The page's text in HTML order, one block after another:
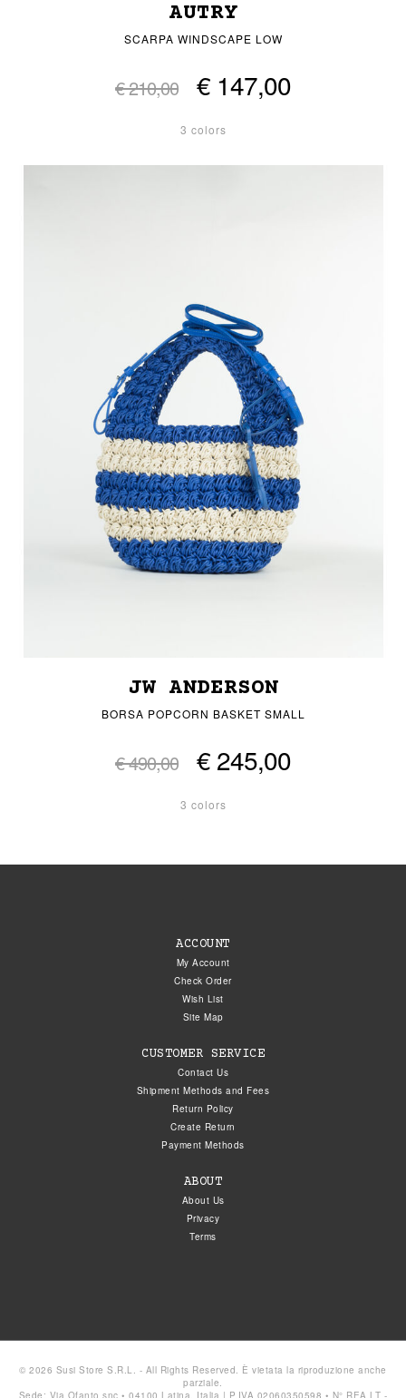
AUTRY
SCARPA WINDSCAPE LOW
€ 210,00 € 147,00
3 colors
JW ANDERSON
BORSA POPCORN BASKET SMALL
€ 490,00 € 245,00
3 colors
ACCOUNT
My Account
Check Order
Wish List
Site Map
CUSTOMER SERVICE
Contact Us
Shipment Methods and Fees
Return Policy
Create Return
Payment Methods
ABOUT
About Us
Privacy
Terms
© 2026 Susi Store S.R.L. - All Rights Reserved. È vietata la riproduzione anche
parziale.